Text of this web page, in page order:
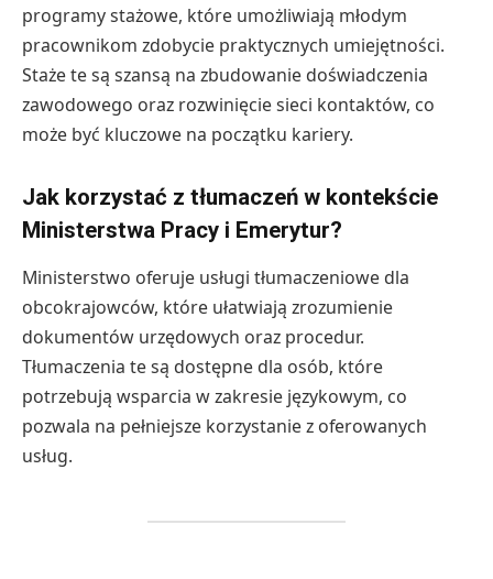
programy stażowe, które umożliwiają młodym
pracownikom zdobycie praktycznych umiejętności.
Staże te są szansą na zbudowanie doświadczenia
zawodowego oraz rozwinięcie sieci kontaktów, co
może być kluczowe na początku kariery.
Jak korzystać z tłumaczeń w kontekście
Ministerstwa Pracy i Emerytur?
Ministerstwo oferuje usługi tłumaczeniowe dla
obcokrajowców, które ułatwiają zrozumienie
dokumentów urzędowych oraz procedur.
Tłumaczenia te są dostępne dla osób, które
potrzebują wsparcia w zakresie językowym, co
pozwala na pełniejsze korzystanie z oferowanych
usług.